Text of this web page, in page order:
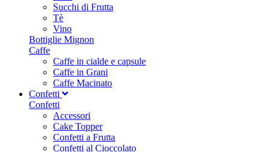
Succhi di Frutta
Tè
Vino
Bottiglie Mignon
Caffe
Caffe in cialde e capsule
Caffe in Grani
Caffe Macinato
Confetti
Confetti
Accessori
Cake Topper
Confetti a Frutta
Confetti al Cioccolato